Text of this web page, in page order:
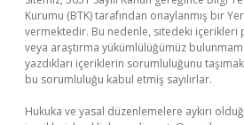
Kurumu (BTK) tarafından onaylanmış bir
vermektedir. Bu nedenle, sitedeki
veya araştırma yükümlülüğümüz
yazdıkları içeriklerin sorumluluğunu
bu sorumluluğu kabul etmiş sayılırlar.
Hukuka ve yasal düzenlemelere aykırı